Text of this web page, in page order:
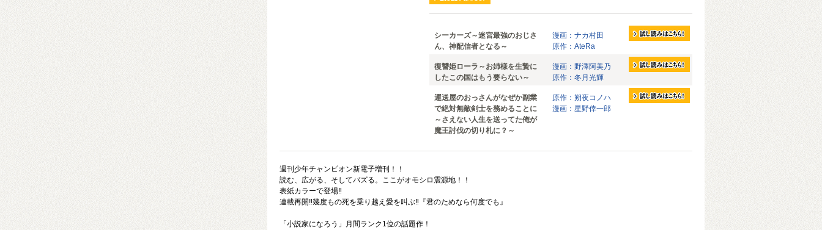
シーカーズ～迷宮最強のおじさ
ん、神配信者となる～
漫画：ナカ村田
原作：AteRa
復讐姫ローラ～お姉様を生贄に
したこの国はもう要らない～
漫画：野澤阿美乃
原作：冬月光輝
運送屋のおっさんがなぜか副業
で絶対無敵剣士を務めることに
～さえない人生を送ってた俺が
魔王討伐の切り札に？～
原作：朔夜コノハ
漫画：星野倖一郎
週刊少年チャンピオン新電子増刊！！
読む、広がる、そしてバズる。ここがオモシロ震源地！！
表紙カラーで登場‼
連載再開‼幾度もの死を乗り越え愛を叫ぶ‼ 『君のためなら何度でも』
「小説家になろう」月間ランク1位の話題作！